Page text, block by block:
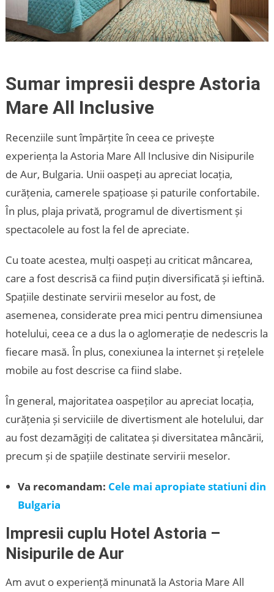
Sumar impresii despre Astoria
Mare All Inclusive
Recenziile sunt împărțite în ceea ce privește
experiența la Astoria Mare All Inclusive din Nisipurile
de Aur, Bulgaria. Unii oaspeți au apreciat locația,
curățenia, camerele spațioase și paturile confortabile.
În plus, plaja privată, programul de divertisment și
spectacolele au fost la fel de apreciate.
Cu toate acestea, mulți oaspeți au criticat mâncarea,
care a fost descrisă ca fiind puțin diversificată și ieftină.
Spațiile destinate servirii meselor au fost, de
asemenea, considerate prea mici pentru dimensiunea
hotelului, ceea ce a dus la o aglomerație de nedescris la
fiecare masă. În plus, conexiunea la internet și rețelele
mobile au fost descrise ca fiind slabe.
În general, majoritatea oaspeților au apreciat locația,
curățenia și serviciile de divertisment ale hotelului, dar
au fost dezamăgiți de calitatea și diversitatea mâncării,
precum și de spațiile destinate servirii meselor.
Va recomandam: Cele mai apropiate statiuni din
Bulgaria
Impresii cuplu Hotel Astoria –
Nisipurile de Aur
Am avut o experiență minunată la Astoria Mare All